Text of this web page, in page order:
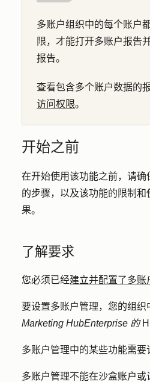
多账户组织中的每个账户
限，才能打开多账户报告
报告。
查看包含多个账户数据的
访问权限。
开始之前
在开始使用该功能之前，请确
的步骤，以及该功能的限制
果。
了解要求
您必须已经建立并配置了多账
要设置多账户管理，您的组织
Marketing HubEnterprise 的
多账户管理中的某些功能需要
多账户管理不能在沙盒账户或